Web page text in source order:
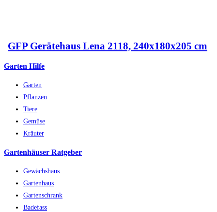
GFP Gerätehaus Lena 2118, 240x180x205 cm
Garten Hilfe
Garten
Pflanzen
Tiere
Gemüse
Kräuter
Gartenhäuser Ratgeber
Gewächshaus
Gartenhaus
Gartenschrank
Badefass